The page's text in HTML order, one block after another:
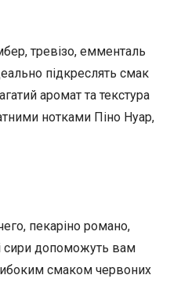
тревізо, емменталь
підкреслять смак
аромат та текстура
нотками Піно Нуар,
пекаріно романо,
сири допоможуть вам
смаком червоних